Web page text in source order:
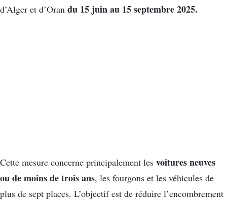
d’Alger et d’Oran du 15 juin au 15 septembre 2025.
Cette mesure concerne principalement les voitures neuves
ou de moins de trois ans, les fourgons et les véhicules de
plus de sept places. L’objectif est de réduire l’encombrement